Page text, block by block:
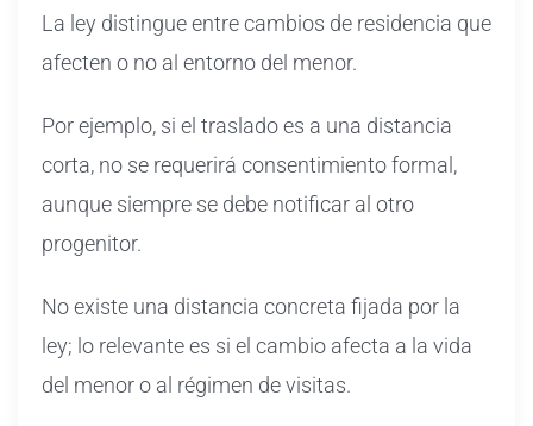
La ley distingue entre cambios de residencia que
afecten o no al entorno del menor.
Por ejemplo, si el traslado es a una distancia
corta, no se requerirá consentimiento formal,
aunque siempre se debe notificar al otro
progenitor.
No existe una distancia concreta fijada por la
ley; lo relevante es si el cambio afecta a la vida
del menor o al régimen de visitas.